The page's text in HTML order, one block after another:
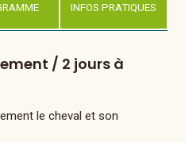
INFOS PRATIQUES
/ 2 jours à
le cheval et son